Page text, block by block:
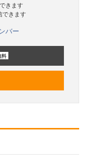
きます
できます
バー
料